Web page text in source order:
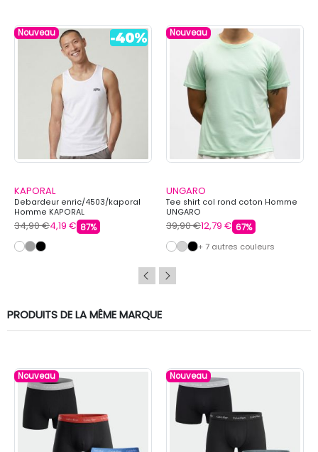
Nouveau
KAPORAL
Debardeur enric/4503/kaporal
Homme KAPORAL
34,90 €4,19 € 87%
Nouveau
UNGARO
Tee shirt col rond coton Homme
UNGARO
39,90 €12,79 € 67%
+ 7 autres couleurs
PRODUITS DE LA MÊME MARQUE
Nouveau Nouveau